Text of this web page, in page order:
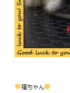
福ちゃん